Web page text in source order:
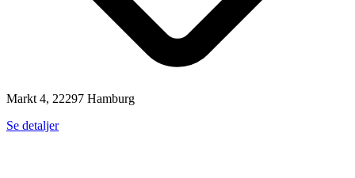
Markt 4, 22297 Hamburg
Se detaljer